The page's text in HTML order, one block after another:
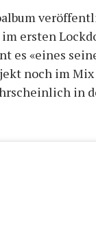
ersten
es «eines
noch im
in